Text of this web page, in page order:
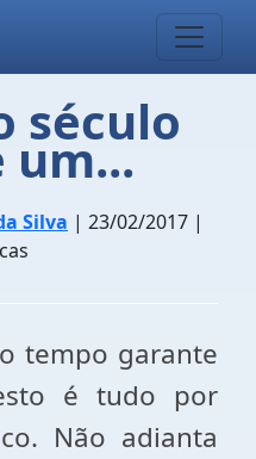
século
um...
Silva | 23/02/2017 |
tempo garante
é tudo por
Não adianta